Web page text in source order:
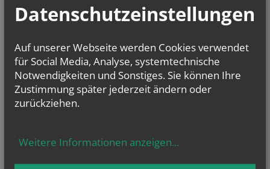
Matrikenführung an bis einschließlich 1938 können online kostenlos
und jederzeit eingesehen werden.
gottesdienst.at
Stundenbuch Online
Liturgischer Kalender
Telefonseelsorge
Datenschutzeinstellungen
Auf unserer Webseite werden Cookies verwendet
für Social Media, Analyse, systemtechnische
Notwendigkeiten und Sonstiges. Sie können Ihre
Zustimmung später jederzeit ändern oder
zurückziehen.
Weitere Informationen anzeigen...